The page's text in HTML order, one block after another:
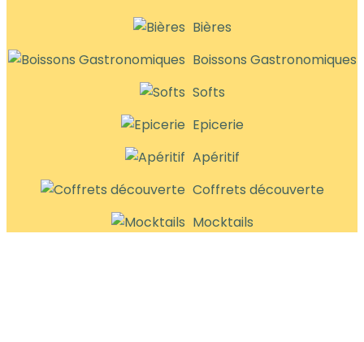
Bières
Boissons Gastronomiques
Softs
Epicerie
Apéritif
Coffrets découverte
Mocktails